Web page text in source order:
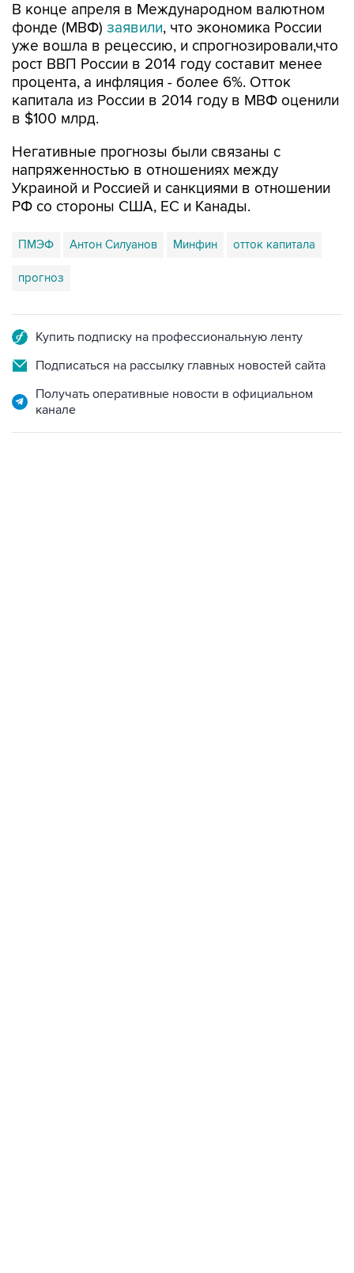
В конце апреля в Международном валютном
фонде (МВФ) заявили, что экономика России
уже вошла в рецессию, и спрогнозировали,что
рост ВВП России в 2014 году составит менее
процента, а инфляция - более 6%. Отток
капитала из России в 2014 году в МВФ оценили
в $100 млрд.
Негативные прогнозы были связаны с
напряженностью в отношениях между
Украиной и Россией и санкциями в отношении
РФ со стороны США, ЕС и Канады.
ПМЭФ Антон Силуанов Минфин отток капитала
прогноз
Купить подписку на профессиональную ленту
Подписаться на рассылку главных новостей сайта
Получать оперативные новости в официальном
канале